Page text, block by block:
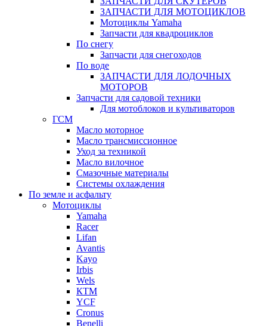
ЗАПЧАСТИ ДЛЯ МОТОЦИКЛОВ
Мотоциклы Yamaha
Запчасти для квадроциклов
По снегу
Запчасти для снегоходов
По воде
ЗАПЧАСТИ ДЛЯ ЛОДОЧНЫХ
МОТОРОВ
Запчасти для садовой техники
Для мотоблоков и культиваторов
ГСМ
Масло моторное
Масло трансмиссионное
Уход за техникой
Масло вилочное
Смазочные материалы
Системы охлаждения
По земле и асфальту
Мотоциклы
Yamaha
Racer
Lifan
Avantis
Kayo
Irbis
Wels
КТМ
YCF
Cronus
Benelli